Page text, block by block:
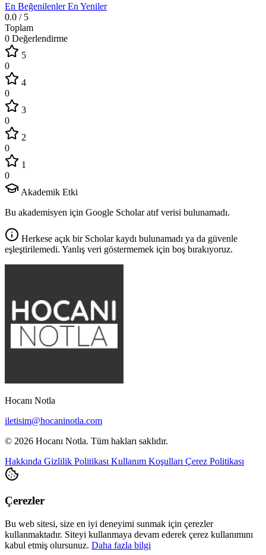
En BeğenilenlerEn Yeniler
0.0 / 5
Toplam
0 Değerlendirme
5
0
4
0
3
0
2
0
1
0
Akademik Etki
Bu akademisyen için Google Scholar atıf verisi bulunamadı.
Herkese açık bir Scholar kaydı bulunamadı ya da güvenle
eşleştirilemedi. Yanlış veri göstermemek için boş bırakıyoruz.
Hocanı Notla
iletisim@hocaninotla.com
© 2026 Hocanı Notla. Tüm hakları saklıdır.
Hakkında Gizlilik Politikası Kullanım Koşulları Çerez Politikası
Çerezler
Bu web sitesi, size en iyi deneyimi sunmak için çerezler
kullanmaktadır. Siteyi kullanmaya devam ederek çerez kullanımını
kabul etmiş olursunuz. Daha fazla bilgi